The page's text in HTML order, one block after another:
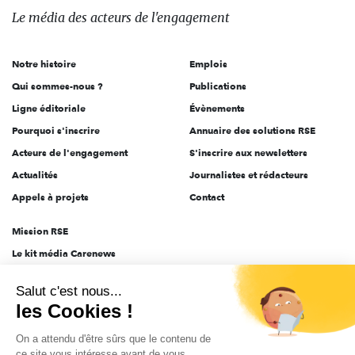
des
l'engagement
Le média des acteurs de l'engagement
Notre histoire
Qui sommes-nous ?
Ligne éditoriale
Pourquoi s'inscrire
Acteurs de l'engagement
Actualités
Appels à projets
Emplois
Publications
Évènements
Annuaire des solutions RSE
S'inscrire aux newsletters
Journalistes et rédacteurs
Contact
Mission RSE
Le kit média Carenews
AEF info
Novethic
PRODURABLE
Salut c'est nous...
les Cookies !
On a attendu d'être sûrs que le contenu de